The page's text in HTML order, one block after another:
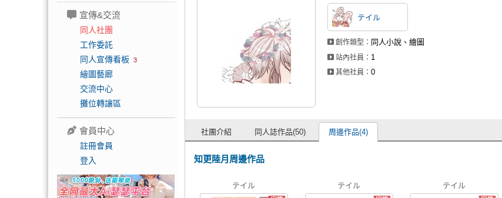
宣傳&交流
同人社團
工作委託
同人宣傳看板 3
繪圖藝廊
交流中心
攤位轉讓區
會員中心
註冊會員
登入
テイル
創作類型： 同人小說、繪圖
站內社員： 1
其他社員： 0
社團介紹 同人誌作品(50) 周邊作品(4)
知更陸月周邊作品
テイル テイル テイル